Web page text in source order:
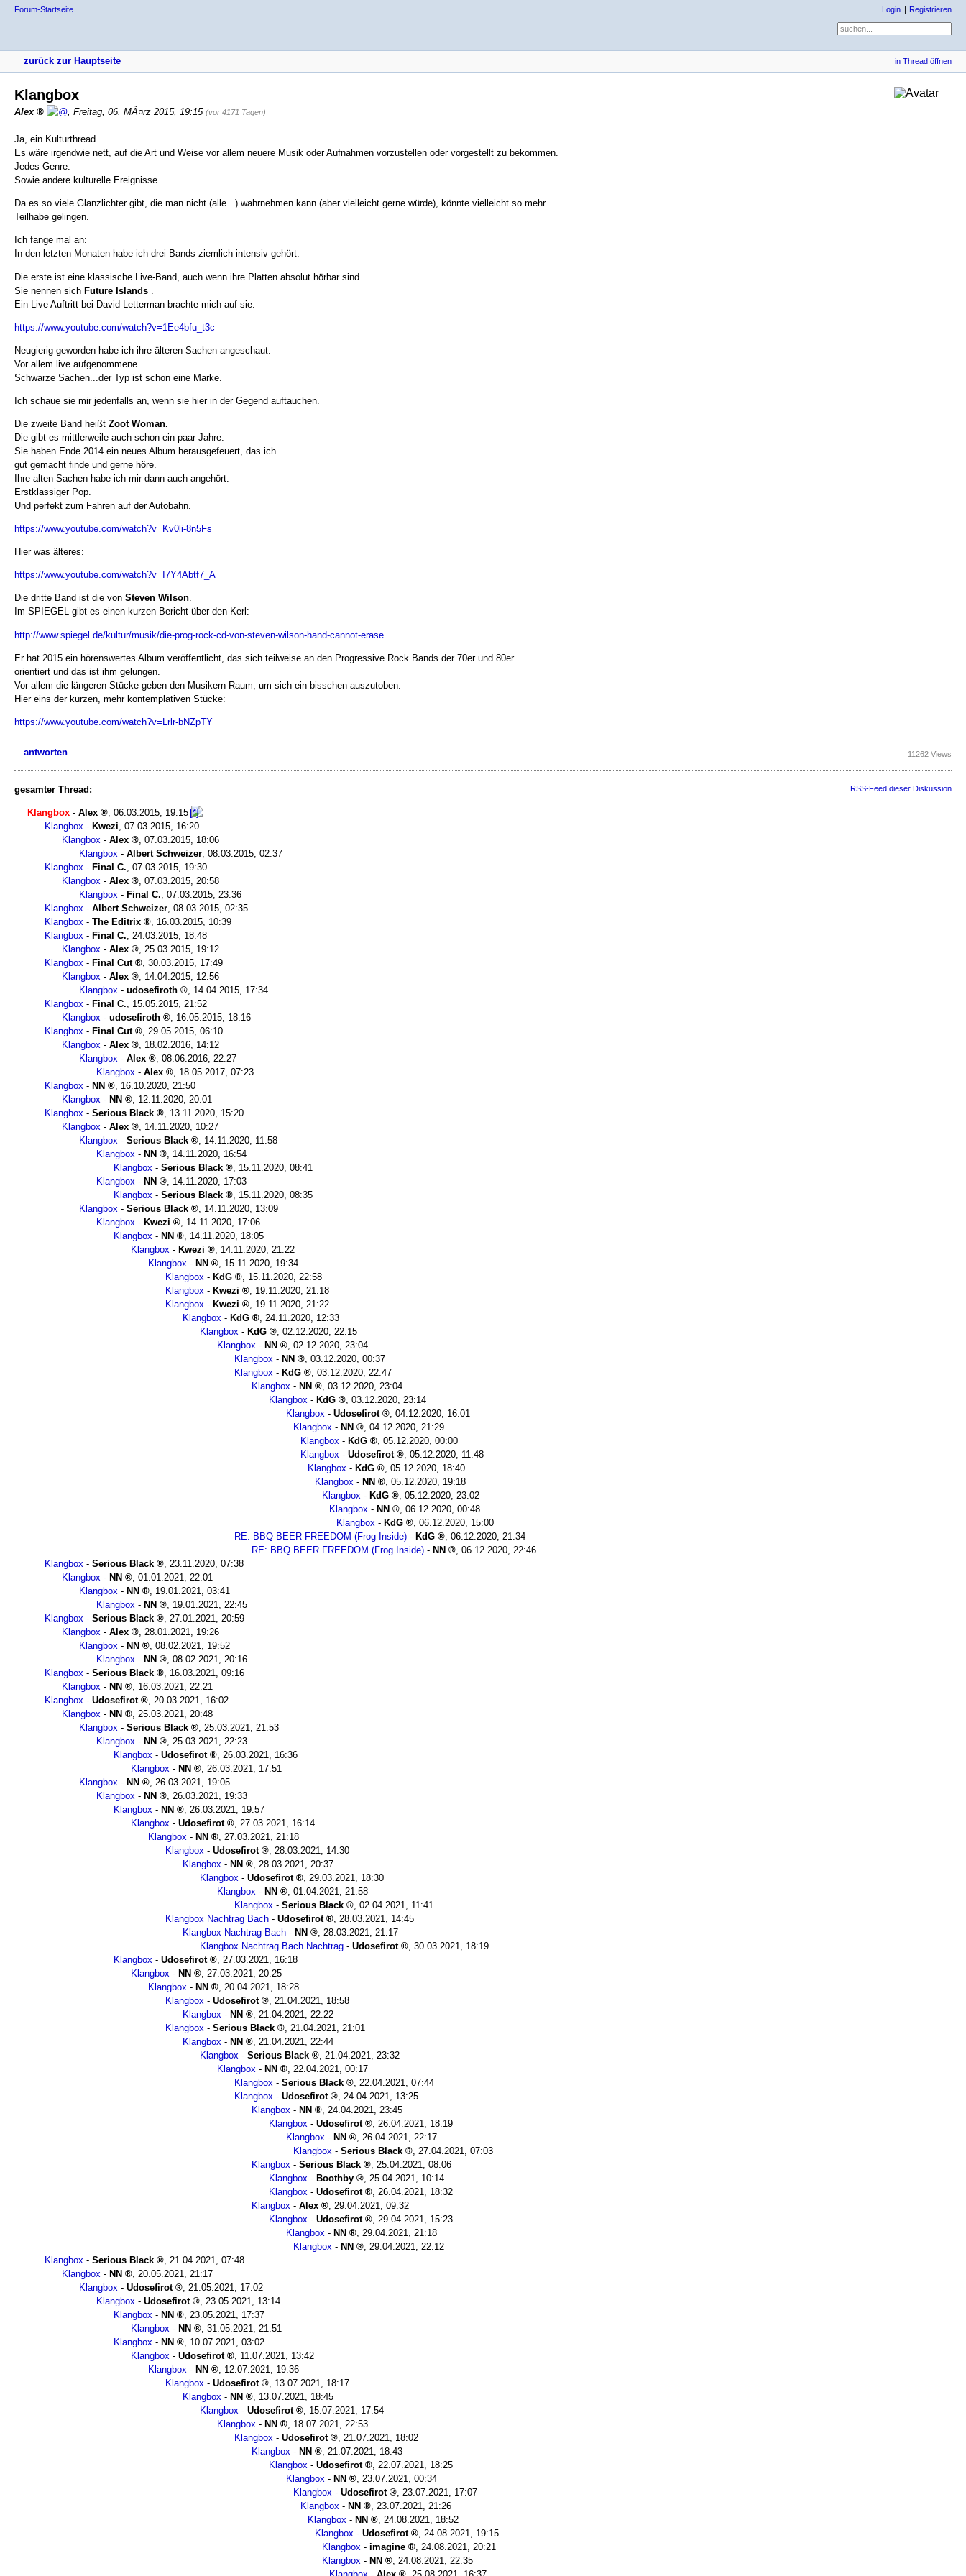
Forum-Startseite Login Registrieren
zurück zur Hauptseite in Thread öffnen
Klangbox
Alex , Freitag, 06. MÃ¤rz 2015, 19:15 (vor 4171 Tagen)
Ja, ein Kulturthread...
Es wäre irgendwie nett, auf die Art und Weise vor allem neuere Musik oder Aufnahmen vorzustellen oder vorgestellt zu bekommen.
Jedes Genre.
Sowie andere kulturelle Ereignisse.
Da es so viele Glanzlichter gibt, die man nicht (alle...) wahrnehmen kann (aber vielleicht gerne würde), könnte vielleicht so mehr
Teilhabe gelingen.
Ich fange mal an:
In den letzten Monaten habe ich drei Bands ziemlich intensiv gehört.
Die erste ist eine klassische Live-Band, auch wenn ihre Platten absolut hörbar sind.
Sie nennen sich Future Islands
Ein Live Auftritt bei David Letterman brachte mich auf sie.
https://www.youtube.com/watch?v=1Ee4bfu_t3c
Neugierig geworden habe ich ihre älteren Sachen angeschaut.
Vor allem live aufgenommene.
Schwarze Sachen...der Typ ist schon eine Marke.
Ich schaue sie mir jedenfalls an, wenn sie hier in der Gegend auftauchen.
Die zweite Band heißt Zoot Woman.
Die gibt es mittlerweile auch schon ein paar Jahre.
Sie haben Ende 2014 ein neues Album herausgefeuert, das ich
gut gemacht finde und gerne höre.
Ihre alten Sachen habe ich mir dann auch angehört.
Erstklassiger Pop.
Und perfekt zum Fahren auf der Autobahn.
https://www.youtube.com/watch?v=Kv0li-8n5Fs
Hier was älteres:
https://www.youtube.com/watch?v=I7Y4Abtf7_A
Die dritte Band ist die von Steven Wilson.
Im SPIEGEL gibt es einen kurzen Bericht über den Kerl:
http://www.spiegel.de/kultur/musik/die-prog-rock-cd-von-steven-wilson-hand-cannot-erase...
Er hat 2015 ein hörenswertes Album veröffentlicht, das sich teilweise an den Progressive Rock Bands der 70er und 80er
orientiert und das ist ihm gelungen.
Vor allem die längeren Stücke geben den Musikern Raum, um sich ein bisschen auszutoben.
Hier eins der kurzen, mehr kontemplativen Stücke:
https://www.youtube.com/watch?v=Lrlr-bNZpTY
antworten 11262 Views
gesamter Thread: RSS-Feed dieser Diskussion
Klangbox - Alex
06.03.2015, 19:15
Klangbox - Kwezi 07.03.2015, 16:20
Klangbox - Alex
07.03.2015, 18:06
Klangbox - Albert Schweizer 08.03.2015, 02:37
Klangbox - Final C. 07.03.2015, 19:30
Klangbox - Alex
07.03.2015, 20:58
Klangbox - Final C. 07.03.2015, 23:36
Klangbox - Albert Schweizer 08.03.2015, 02:35
Klangbox - The Editrix
16.03.2015, 10:39
Klangbox - Final C.
24.03.2015, 18:48
Klangbox - Alex
25.03.2015, 19:12
Klangbox - Final Cut
30.03.2015, 17:49
Klangbox - Alex
14.04.2015, 12:56
Klangbox - udosefiroth
14.04.2015, 17:34
Klangbox - Final C.
15.05.2015, 21:52
Klangbox - udosefiroth
16.05.2015, 18:16
Klangbox - Final Cut
29.05.2015, 06:10
Klangbox - Alex
18.02.2016, 14:12
Klangbox - Alex
08.06.2016, 22:27
Klangbox - Alex
18.05.2017, 07:23
Klangbox - NN
16.10.2020, 21:50
Klangbox - NN
12.11.2020, 20:01
Klangbox - Serious Black
13.11.2020, 15:20
Klangbox - Alex
14.11.2020, 10:27
Klangbox - Serious Black
14.11.2020, 11:58
Klangbox - NN
14.11.2020, 16:54
Klangbox - Serious Black
15.11.2020, 08:41
Klangbox - NN
14.11.2020, 17:03
Klangbox - Serious Black
15.11.2020, 08:35
Klangbox - Serious Black
14.11.2020, 13:09
Klangbox - Kwezi
14.11.2020, 17:06
Klangbox - NN
14.11.2020, 18:05
Klangbox - Kwezi
14.11.2020, 21:22
Klangbox - NN
15.11.2020, 19:34
Klangbox - KdG
15.11.2020, 22:58
Klangbox - Kwezi
19.11.2020, 21:18
Klangbox - Kwezi
19.11.2020, 21:22
Klangbox - KdG
24.11.2020, 12:33
Klangbox - KdG
02.12.2020, 22:15
Klangbox - NN
02.12.2020, 23:04
Klangbox - NN
03.12.2020, 00:37
Klangbox - KdG
03.12.2020, 22:47
Klangbox - NN
03.12.2020, 23:04
Klangbox - KdG
03.12.2020, 23:14
Klangbox - Udosefirot
04.12.2020, 16:01
Klangbox - NN
04.12.2020, 21:29
Klangbox - KdG
05.12.2020, 00:00
Klangbox - Udosefirot
05.12.2020, 11:48
Klangbox - KdG
05.12.2020, 18:40
Klangbox - NN
05.12.2020, 19:18
Klangbox - KdG
05.12.2020, 23:02
Klangbox - NN
06.12.2020, 00:48
Klangbox - KdG
06.12.2020, 15:00
RE: BBQ BEER FREEDOM (Frog Inside) - KdG
06.12.2020, 21:34
RE: BBQ BEER FREEDOM (Frog Inside) - NN
06.12.2020, 22:46
Klangbox - Serious Black
23.11.2020, 07:38
Klangbox - NN
01.01.2021, 22:01
Klangbox - NN
19.01.2021, 03:41
Klangbox - NN
19.01.2021, 22:45
Klangbox - Serious Black
27.01.2021, 20:59
Klangbox - Alex
28.01.2021, 19:26
Klangbox - NN
08.02.2021, 19:52
Klangbox - NN
08.02.2021, 20:16
Klangbox - Serious Black
16.03.2021, 09:16
Klangbox - NN
16.03.2021, 22:21
Klangbox - Udosefirot
20.03.2021, 16:02
Klangbox - NN
25.03.2021, 20:48
Klangbox - Serious Black
25.03.2021, 21:53
Klangbox - NN
25.03.2021, 22:23
Klangbox - Udosefirot
26.03.2021, 16:36
Klangbox - NN
26.03.2021, 17:51
Klangbox - NN
26.03.2021, 19:05
Klangbox - NN
26.03.2021, 19:33
Klangbox - NN
26.03.2021, 19:57
Klangbox - Udosefirot
27.03.2021, 16:14
Klangbox - NN
27.03.2021, 21:18
Klangbox - Udosefirot
28.03.2021, 14:30
Klangbox - NN
28.03.2021, 20:37
Klangbox - Udosefirot
29.03.2021, 18:30
Klangbox - NN
01.04.2021, 21:58
Klangbox - Serious Black
02.04.2021, 11:41
Klangbox Nachtrag Bach - Udosefirot
28.03.2021, 14:45
Klangbox Nachtrag Bach - NN
28.03.2021, 21:17
Klangbox Nachtrag Bach Nachtrag - Udosefirot
30.03.2021, 18:19
Klangbox - Udosefirot
27.03.2021, 16:18
Klangbox - NN
27.03.2021, 20:25
Klangbox - NN
20.04.2021, 18:28
Klangbox - Udosefirot
21.04.2021, 18:58
Klangbox - NN
21.04.2021, 22:22
Klangbox - Serious Black
21.04.2021, 21:01
Klangbox - NN
21.04.2021, 22:44
Klangbox - Serious Black
21.04.2021, 23:32
Klangbox - NN
22.04.2021, 00:17
Klangbox - Serious Black
22.04.2021, 07:44
Klangbox - Udosefirot
24.04.2021, 13:25
Klangbox - NN
24.04.2021, 23:45
Klangbox - Udosefirot
26.04.2021, 18:19
Klangbox - NN
26.04.2021, 22:17
Klangbox - Serious Black
27.04.2021, 07:03
Klangbox - Serious Black
25.04.2021, 08:06
Klangbox - Boothby
25.04.2021, 10:14
Klangbox - Udosefirot
26.04.2021, 18:32
Klangbox - Alex
29.04.2021, 09:32
Klangbox - Udosefirot
29.04.2021, 15:23
Klangbox - NN
29.04.2021, 21:18
Klangbox - NN
29.04.2021, 22:12
Klangbox - Serious Black
21.04.2021, 07:48
Klangbox - NN
20.05.2021, 21:17
Klangbox - Udosefirot
21.05.2021, 17:02
Klangbox - Udosefirot
23.05.2021, 13:14
Klangbox - NN
23.05.2021, 17:37
Klangbox - NN
31.05.2021, 21:51
Klangbox - NN
10.07.2021, 03:02
Klangbox - Udosefirot
11.07.2021, 13:42
Klangbox - NN
12.07.2021, 19:36
Klangbox - Udosefirot
13.07.2021, 18:17
Klangbox - NN
13.07.2021, 18:45
Klangbox - Udosefirot
15.07.2021, 17:54
Klangbox - NN
18.07.2021, 22:53
Klangbox - Udosefirot
21.07.2021, 18:02
Klangbox - NN
21.07.2021, 18:43
Klangbox - Udosefirot
22.07.2021, 18:25
Klangbox - NN
23.07.2021, 00:34
Klangbox - Udosefirot
23.07.2021, 17:07
Klangbox - NN
23.07.2021, 21:26
Klangbox - NN
24.08.2021, 18:52
Klangbox - Udosefirot
24.08.2021, 19:15
Klangbox - imagine
24.08.2021, 20:21
Klangbox - NN
24.08.2021, 22:35